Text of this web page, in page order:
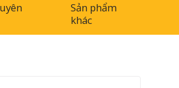
Sản phẩm
khác